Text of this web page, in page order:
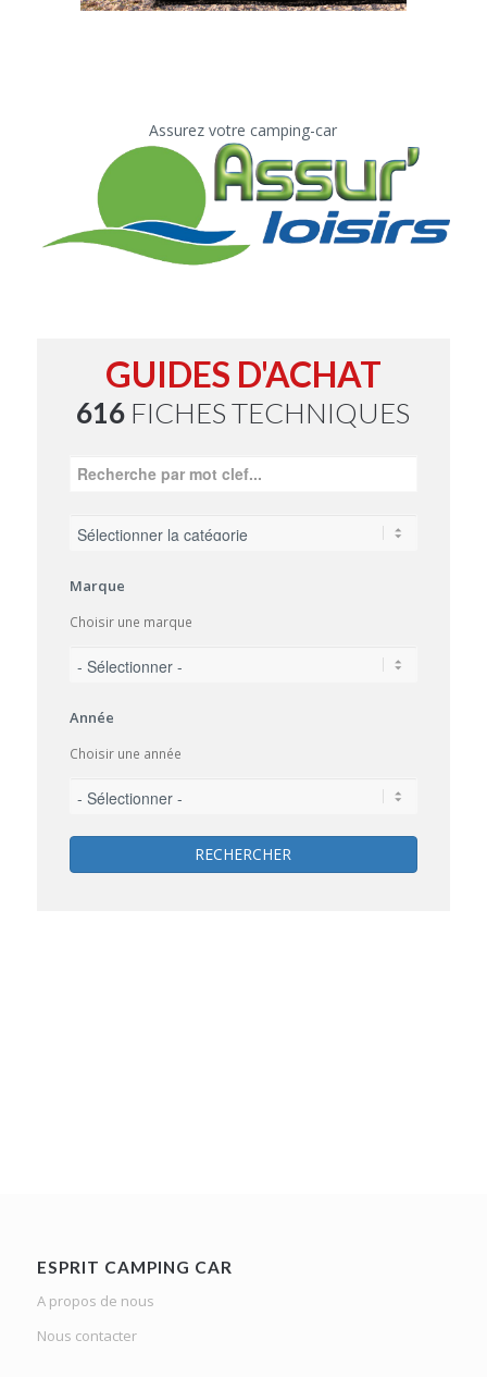
Assurez votre camping-car
GUIDES D'ACHAT
616 FICHES TECHNIQUES
Marque
Choisir une marque
Année
Choisir une année
RECHERCHER
ESPRIT CAMPING CAR
A propos de nous
Nous contacter